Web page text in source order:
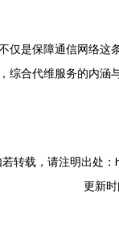
是保障通信网络
合代维服务的内
若转载，请注明出处
更新